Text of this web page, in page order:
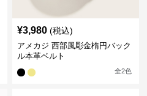
¥3,980 (税込)
アメカジ 西部風彫金楕円バック
ル本革ベルト
全2色